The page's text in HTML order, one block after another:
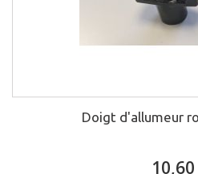
Doigt d'allumeur